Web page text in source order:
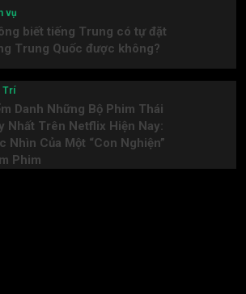
vụ
biết tiếng Trung có tự đặt
Trung Quốc được không?
Trí
Danh Những Bộ Phim Thái
Nhất Trên Netflix Hiện Nay:
Nhìn Của Một “Con Nghiện”
Phim